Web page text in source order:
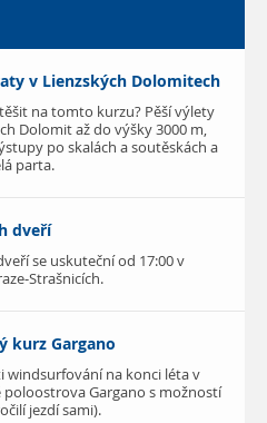
v Lienzských Dolomitech
na tomto kurzu? Pěší výlety
Dolomit až do výšky 3000 m,
po skalách a soutěskách a
parta.
dveří
se uskuteční od 17:00 v
Strašnicích.
kurz Gargano
windsurfování na konci léta v
Gargano s možností
jezdí sami).